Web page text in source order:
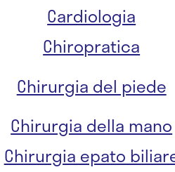
Cardiologia
Chiropratica
Chirurgia del piede
Chirurgia della mano
Chirurgia epato